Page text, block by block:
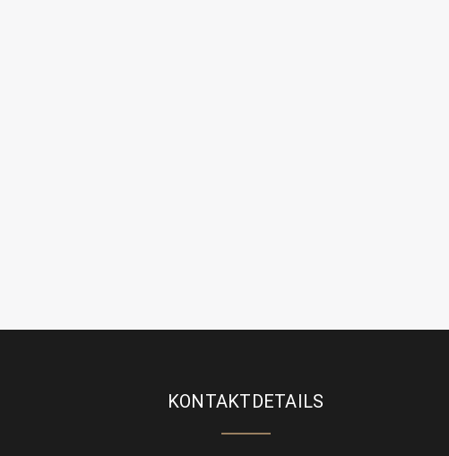
KONTAKTDETAILS